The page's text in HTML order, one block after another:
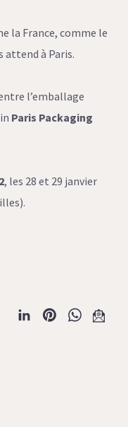
la France, comme le
attend à Paris.
l’emballage
Paris Packaging
, les 28 et 29 janvier